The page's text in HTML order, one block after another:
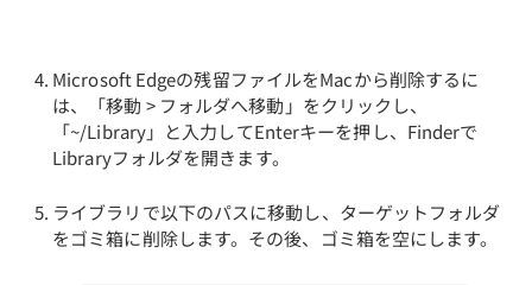
Microsoft Edgeの残留ファイルをMacから削除するに
は、「移動 > フォルダへ移動」をクリックし、
「~/Library」と入力してEnterキーを押し、Finderで
Libraryフォルダを開きます。
ライブラリで以下のパスに移動し、ターゲットフォルダ
をゴミ箱に削除します。その後、ゴミ箱を空にします。